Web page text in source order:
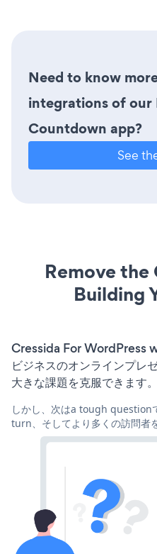
Need to know
integrations of our
Countdown app?
See
Remove the
Building
Cressida For WordPress
ビジネスのオンラインプレ
大きな課題を克服できます
しかし、次はa tough question
turn、そしてより多くの訪問者